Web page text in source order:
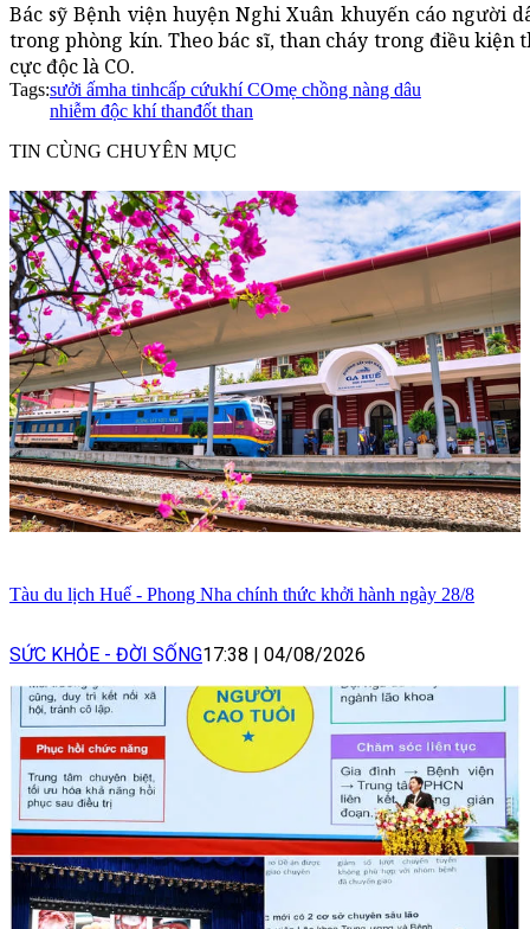
Bác sỹ Bệnh viện huyện Nghi Xuân khuyến cáo người
trong phòng kín. Theo bác sĩ, than cháy trong điều kiện
cực độc là CO.
Tags:sưởi ấmha tinhcấp cứukhí COmẹ chồng nàng dâu
nhiễm độc khí thanđốt than
TIN CÙNG CHUYÊN MỤC
Tàu du lịch Huế - Phong Nha chính thức khởi hành ngày 28/8
SỨC KHỎE - ĐỜI SỐNG17:38 04/08/2026